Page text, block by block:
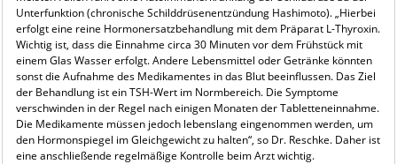
Unterfunktion (chronische Schilddrüsenentzündung Hashimoto). „Hierbei
erfolgt eine reine Hormonersatzbehandlung mit dem Präparat L-Thyroxin.
Wichtig ist, dass die Einnahme circa 30 Minuten vor dem Frühstück mit
einem Glas Wasser erfolgt. Andere Lebensmittel oder Getränke könnten
sonst die Aufnahme des Medikamentes in das Blut beeinflussen. Das Ziel
der Behandlung ist ein TSH-Wert im Normbereich. Die Symptome
verschwinden in der Regel nach einigen Monaten der Tabletteneinnahme.
Die Medikamente müssen jedoch lebenslang eingenommen werden, um
den Hormonspiegel im Gleichgewicht zu halten“, so Dr. Reschke. Daher ist
eine anschließende regelmäßige Kontrolle beim Arzt wichtig.